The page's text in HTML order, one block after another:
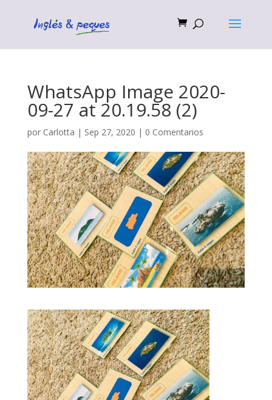
WhatsApp Image 2020-
09-27 at 20.19.58 (2)
por Carlotta | Sep 27, 2020 | 0 Comentarios